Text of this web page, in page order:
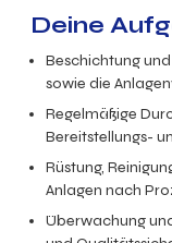
Deine
Beschichtung
sowie die
Regelmäßige
Bereitstellungs-
Rüstung,
Anlagen nach
Überwachung